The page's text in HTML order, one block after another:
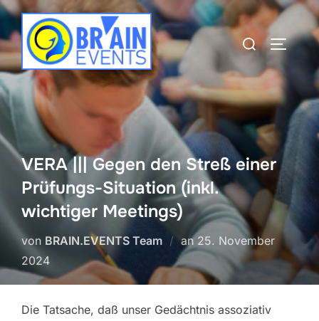
Zum
Inhalt
springen
Suchen
nach:
VERA ||| Gegen den Streß einer
Prüfungs-Situation (inkl.
wichtiger Meetings)
von BRAIN.EVENTS Team an Veröffentlicht
25. November
2024
Die Tatsache, daß unser Gedächtnis assoziativ